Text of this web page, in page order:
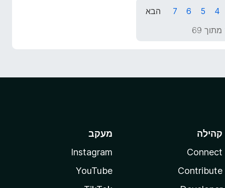
4
5
6
7 הבא
קהילה
Connect
Contribute
מעקב
Instagram
YouTube